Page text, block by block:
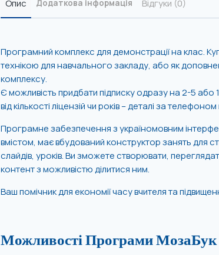
Опис Додаткова інформація Відгуки (0)
Програмний комплекс для демонстрації на клас.
технікою для навчального закладу, або як
комплексу.
Є можливість придбати підписку одразу на 2-5
від кількості ліцензій чи років – деталі за
Програмне забезпечення з україномовним
вмістом, має вбудований конструктор занять для
слайдів, уроків. Ви зможете створювати,
контент з можливістю ділитися ним.
Ваш помічник для економії часу вчителя та
Можливості Програми МозаБук